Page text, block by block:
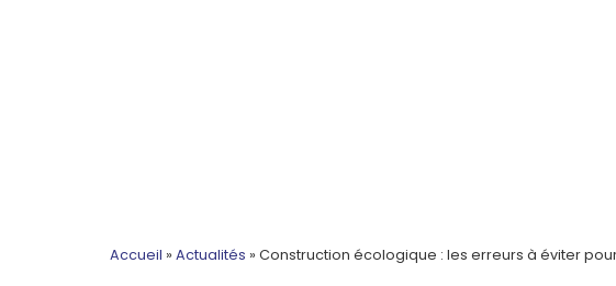
Accueil » Actualités » Construction écologique : les erreurs à éviter